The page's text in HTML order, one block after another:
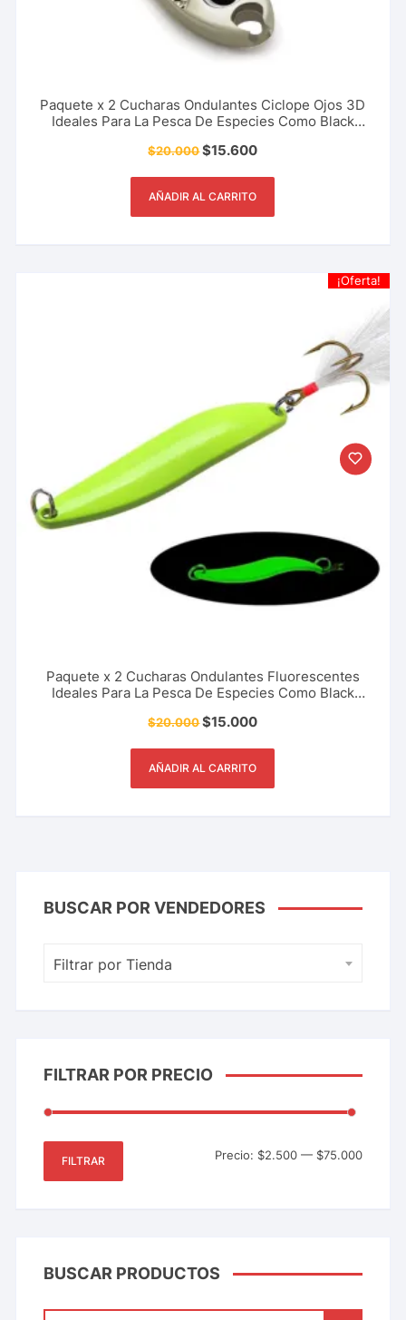
Paquete x 2 Cucharas Ondulantes Ciclope Ojos 3D
Ideales Para La Pesca De Especies Como Black
$20.000$15.600
AÑADIR AL CARRITO
¡Oferta!
Paquete x 2 Cucharas Ondulantes Fluorescentes
Ideales Para La Pesca De Especies Como Black
$20.000$15.000
AÑADIR AL CARRITO
BUSCAR POR VENDEDORES
Filtrar por Tienda
FILTRAR POR PRECIO
FILTRAR Precio: $2.500— $75.000
BUSCAR PRODUCTOS